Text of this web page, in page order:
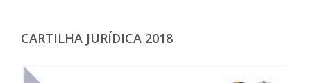
CARTILHA JURÍDICA 2018